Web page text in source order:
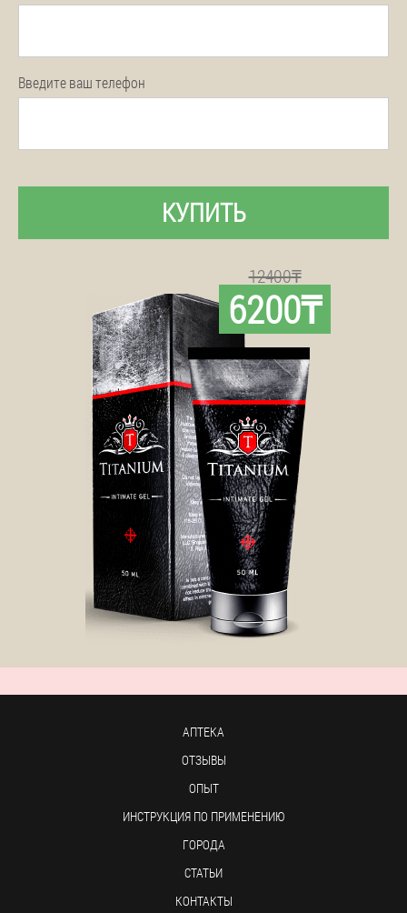
Введите ваш телефон
КУПИТЬ
12400₸
6200₸
АПТЕКА
ОТЗЫВЫ
ОПЫТ
ИНСТРУКЦИЯ ПО ПРИМЕНЕНИЮ
ГОРОДА
СТАТЬИ
КОНТАКТЫ